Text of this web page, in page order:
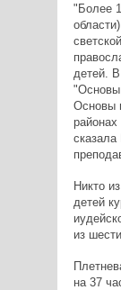
"Более
детей.
"Основы
Основы
районах
Никто
детей
из
на 37